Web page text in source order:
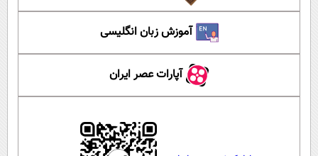
آموزش زبان انگلیسی
آپارات عصر ایران